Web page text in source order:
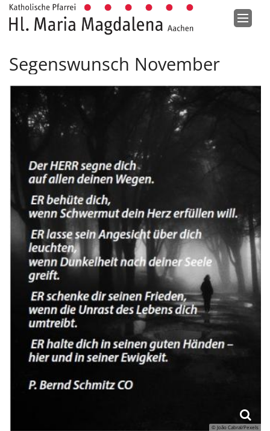
Zum Inhalt springen
Segenswunsch November
© João Cabral/Pexels